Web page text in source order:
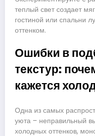
теплый свет создает
гостиной или спальни
оттенком.
Ошибки в
текстур:
кажется
Одна из самых
уюта – неправильный
холодных оттенков,